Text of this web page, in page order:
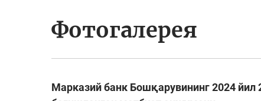
Фотогалерея
Марказий банк Бошқарувининг 2024 йил